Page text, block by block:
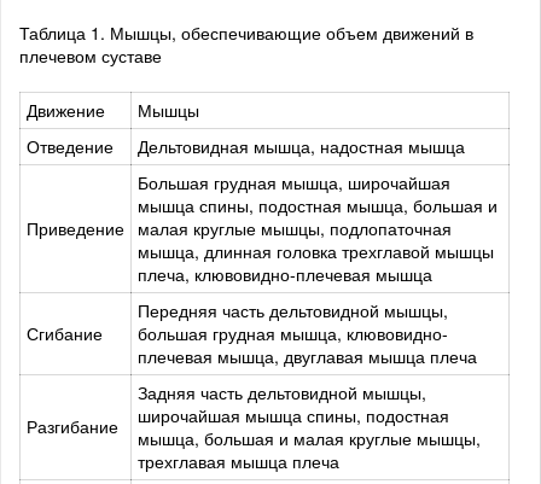
Таблица 1. Мышцы, обеспечивающие объем движений в
плечевом суставе
Движение
Мышцы
Отведение
Дельтовидная мышца, надостная мышца
Приведение
Большая грудная мышца, широчайшая
мышца спины, подостная мышца, большая и
малая круглые мышцы, подлопаточная
мышца, длинная головка трехглавой мышцы
плеча, клювовидно-плечевая мышца
Сгибание
Передняя часть дельтовидной мышцы,
большая грудная мышца, клювовидно-
плечевая мышца, двуглавая мышца плеча
Разгибание
Задняя часть дельтовидной мышцы,
широчайшая мышца спины, подостная
мышца, большая и малая круглые мышцы,
трехглавая мышца плеча